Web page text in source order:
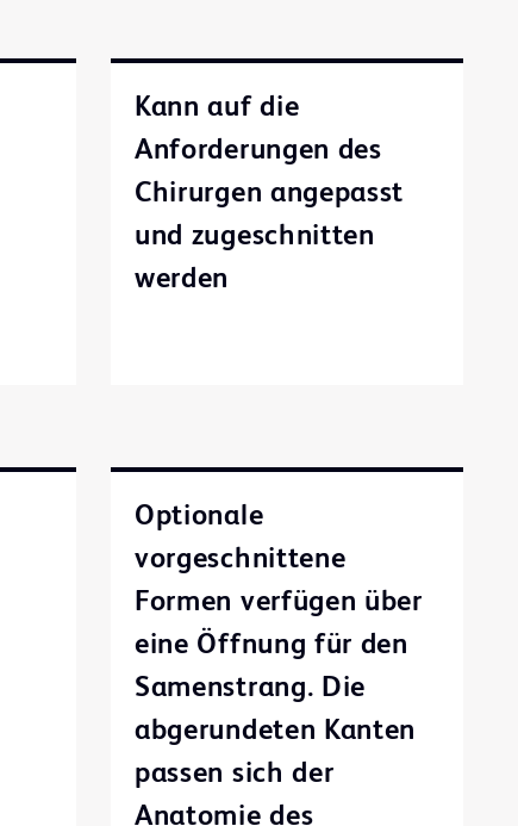
Kann auf die
Anforderungen des
Chirurgen angepasst
und zugeschnitten
werden
Optionale
vorgeschnittene
Formen verfügen über
eine Öffnung für den
Samenstrang. Die
abgerundeten Kanten
passen sich der
Anatomie des